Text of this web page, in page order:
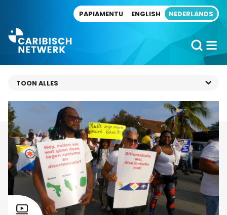
PAPIAMENTU ENGLISH NEDERLANDS